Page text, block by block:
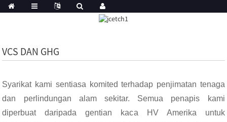
VCS DAN GHG
Syarikat kami sentiasa komited terhadap penjimatan tenaga
dan perlindungan alam sekitar. Semua penapis kami
diperbuat daripada gentian kaca HV Amerika untuk